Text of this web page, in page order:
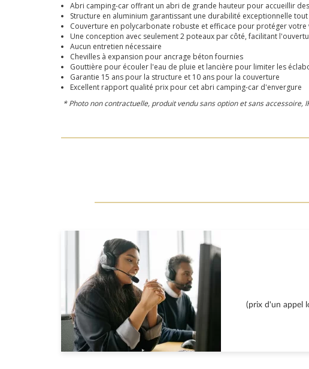
Abri camping-car offrant un abri de grande hauteur pour accueillir
Structure en aluminium garantissant une durabilité exceptionnelle
Couverture en polycarbonate robuste et efficace pour protéger votre
Une conception avec seulement 2 poteaux par côté, facilitant
Aucun entretien nécessaire
Chevilles à expansion pour ancrage béton fournies
Gouttière pour écouler l'eau de pluie et lancière pour limiter les
Garantie 15 ans pour la structure et 10 ans pour la couverture
Excellent rapport qualité prix pour cet abri camping-car d'envergure
* Photo non contractuelle, produit vendu sans option et sans accessoire,
(prix d'un appel